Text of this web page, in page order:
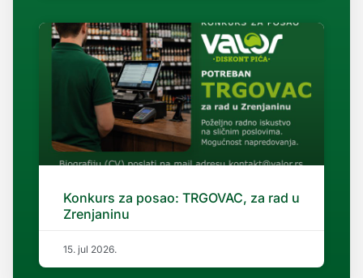
Konkurs za posao: TRGOVAC, za rad u
Zrenjaninu
15. jul 2026.